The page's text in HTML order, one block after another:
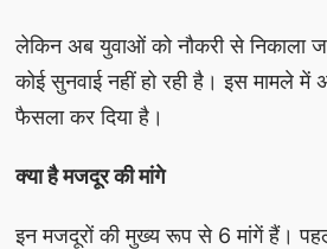
लेकिन अब युवाओं को नौकरी से निकाला
कोई सुनवाई नहीं हो रही है। इस मामले
फैसला कर दिया है।
क्या है मजदूर की मांगे
इन मजदूरों की मुख्य रूप से 6 मांगें हैं।